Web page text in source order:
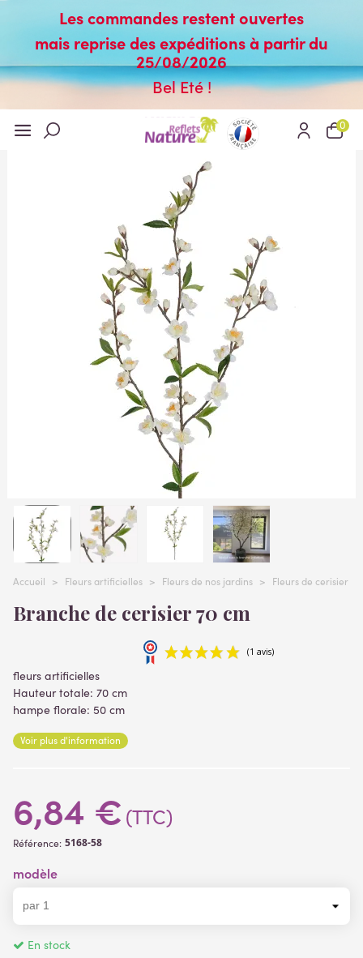
Les commandes restent ouvertes
mais reprise des expéditions à partir du
25/08/2026
Bel Eté !
0
Accueil > Fleurs artificielles > Fleurs de nos jardins > Fleurs de cerisier
Branche de cerisier 70 cm
fleurs artificielles
Hauteur totale: 70 cm
hampe florale: 50 cm
Voir plus d'information
6,84 € (TTC)
Référence: 5168-58
modèle
En stock